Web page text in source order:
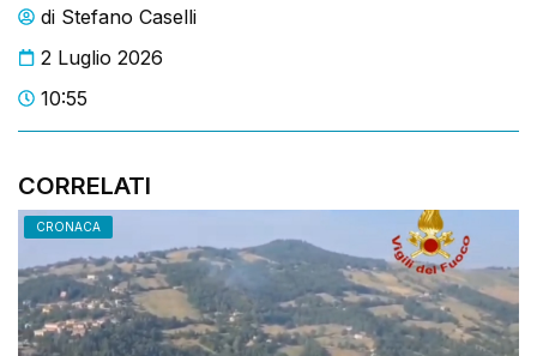
di Stefano Caselli
2 Luglio 2026
10:55
CORRELATI
CRONACA